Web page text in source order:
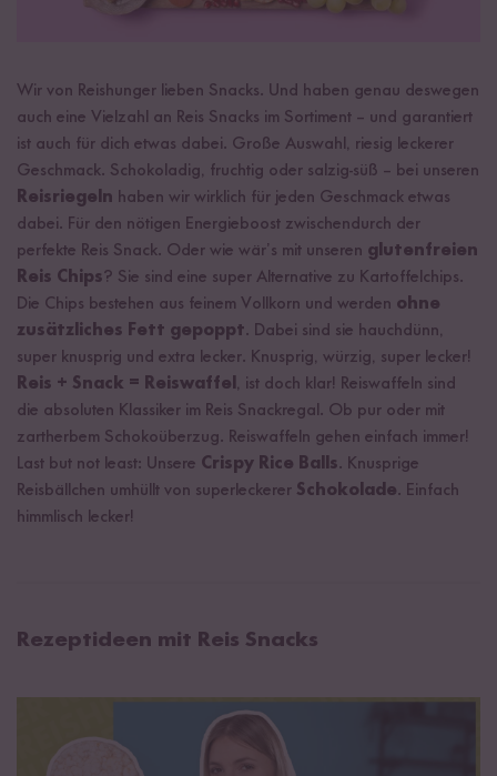
Wir von Reishunger lieben Snacks. Und haben genau deswegen
auch eine Vielzahl an Reis Snacks im Sortiment – und garantiert
ist auch für dich etwas dabei. Große Auswahl, riesig leckerer
Geschmack. Schokoladig, fruchtig oder salzig-süß – bei unseren
Reisriegeln haben wir wirklich für jeden Geschmack etwas
dabei. Für den nötigen Energieboost zwischendurch der
perfekte Reis Snack. Oder wie wär’s mit unseren glutenfreien
Reis Chips? Sie sind eine super Alternative zu Kartoffelchips.
Die Chips bestehen aus feinem Vollkorn und werden ohne
zusätzliches Fett gepoppt. Dabei sind sie hauchdünn,
super knusprig und extra lecker. Knusprig, würzig, super lecker!
Reis + Snack = Reiswaffel , ist doch klar! Reiswaffeln sind
die absoluten Klassiker im Reis Snackregal. Ob pur oder mit
zartherbem Schokoüberzug. Reiswaffeln gehen einfach immer!
Last but not least: Unsere Crispy Rice Balls. Knusprige
Reisbällchen umhüllt von superleckerer Schokolade. Einfach
himmlisch lecker!
Rezeptideen mit Reis Snacks